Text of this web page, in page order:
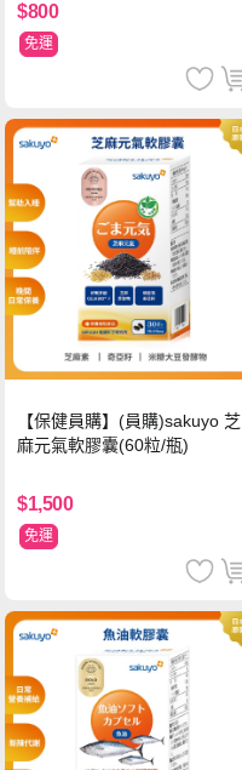
$800
免運
【保健員購】(員購)sakuyo 芝
麻元氣軟膠囊(60粒/瓶)
$1,500
免運